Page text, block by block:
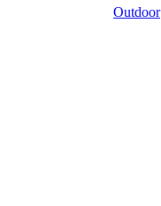
Outdoor